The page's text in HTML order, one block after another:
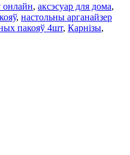
онлайн, аксэсуар для дома,
, настольны арганайзер
пакояў 4шт, Карнізы,